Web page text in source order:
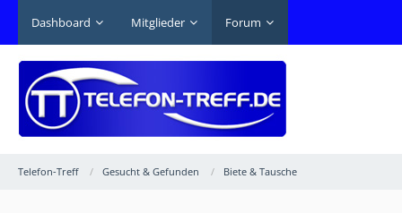
Dashboard Mitglieder Forum
Telefon-Treff Gesucht & Gefunden Biete & Tausche